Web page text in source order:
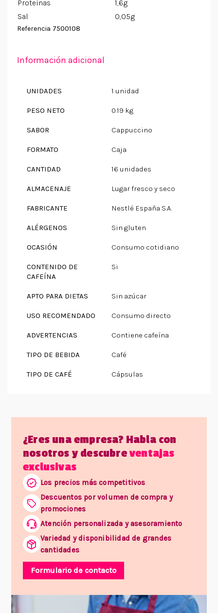
Proteínas
1,6g
Sal
0,05g
Referencia 7500108
Información adicional
UNIDADES 1 unidad
PESO NETO 0.19 kg
SABOR Cappuccino
FORMATO Caja
CANTIDAD 16 unidades
ALMACENAJE Lugar fresco y seco
FABRICANTE Nestlé España S.A.
ALÉRGENOS Sin gluten
OCASIÓN Consumo cotidiano
CONTENIDO DE
CAFEÍNA
Si
APTO PARA DIETAS Sin azúcar
USO RECOMENDADO Consumo directo
ADVERTENCIAS Contiene cafeína
TIPO DE BEBIDA Café
TIPO DE CAFÉ Cápsulas
¿Eres una empresa? Habla con
nosotros y descubreventajas
exclusivas
Los precios más competitivos
Descuentos por volumen de compra y
promociones
Atención personalizada y asesoramiento
Variedad y disponibilidad de grandes
cantidades
Formulario de contacto